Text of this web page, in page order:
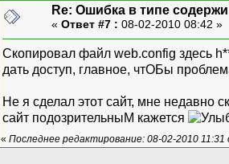
ection,
Re: Ошибка в типе
« Ответ #7 : 08-02-2010 08:42 »
Скопировал файл web.config здесь
дать доступ, главное, чтОБы
Не я сделал этот сайт, мне недавно
сайт подозрительныМ кажется
« Последнее редактирование: 08-02-2010 11:31